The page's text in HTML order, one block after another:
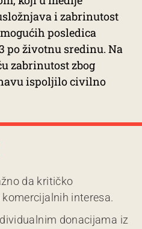
i zabrinutost
posledica
po životnu sredinu. Na
zabrinutost zbog
ispoljilo civilno
da kritičko
interesa.
donacijama iz